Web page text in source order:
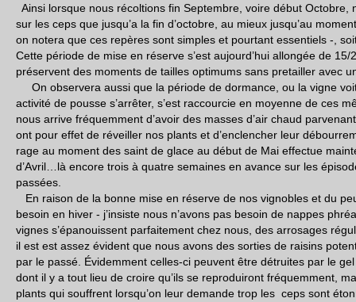
Ainsi lorsque nous récoltions fin Septembre, voire début Octobre,
sur les ceps que jusqu’a la fin d’octobre, au mieux jusqu’au
on notera que ces repères sont simples et pourtant essentiels -,
Cette période de mise en réserve s’est aujourd’hui allongée de
préservent des moments de tailles optimums sans pretailler avec
On observera aussi que la période de dormance, ou la vigne
activité de pousse s’arrêter, s’est raccourcie en moyenne de ces
nous arrive fréquemment d’avoir des masses d’air chaud
ont pour effet de réveiller nos plants et d’enclencher leur
rage au moment des saint de glace au début de Mai effectue
d’Avril…là encore trois à quatre semaines en avance sur les
passées.
En raison de la bonne mise en réserve de nos vignobles et du
besoin en hiver - j’insiste nous n’avons pas besoin de nappes
vignes s’épanouissent parfaitement chez nous, des arrosages
il est est assez évident que nous avons des sorties de raisins
par le passé. Évidemment celles-ci peuvent être détruites par le
dont il y a tout lieu de croire qu’ils se reproduiront fréquemment,
plants qui souffrent lorsqu’on leur demande trop les ceps sont